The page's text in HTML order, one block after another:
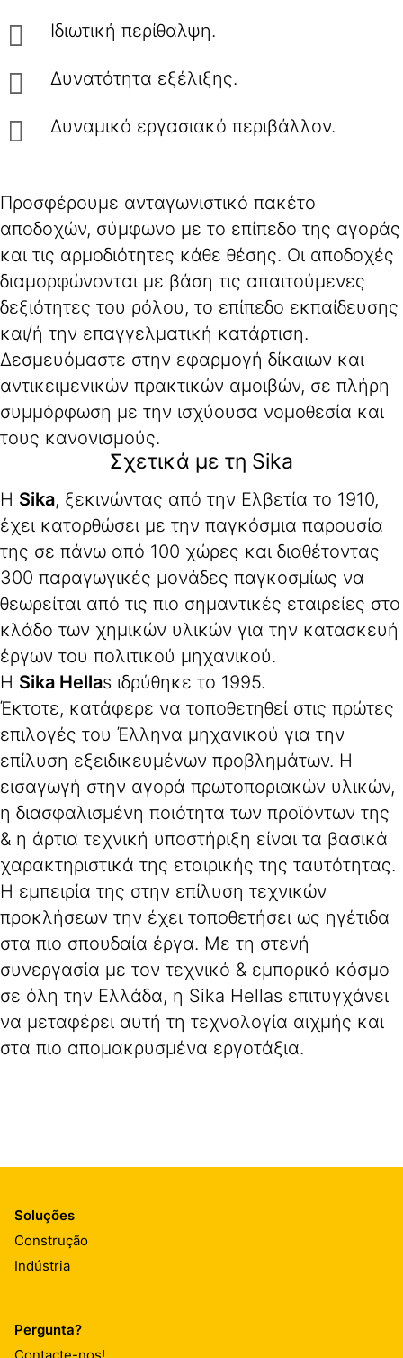
Ιδιωτική περίθαλψη.
Δυνατότητα εξέλιξης.
Δυναμικό εργασιακό περιβάλλον.
Προσφέρουμε ανταγωνιστικό πακέτο
αποδοχών, σύμφωνο με το επίπεδο της αγοράς
και τις αρμοδιότητες κάθε θέσης. Οι αποδοχές
διαμορφώνονται με βάση τις απαιτούμενες
δεξιότητες του ρόλου, το επίπεδο εκπαίδευσης
και/ή την επαγγελματική κατάρτιση.
Δεσμευόμαστε στην εφαρμογή δίκαιων και
αντικειμενικών πρακτικών αμοιβών, σε πλήρη
συμμόρφωση με την ισχύουσα νομοθεσία και
τους κανονισμούς.
Σχετικά με τη Sika
H Sika, ξεκινώντας από την Ελβετία το 1910,
έχει κατορθώσει με την παγκόσμια παρουσία
της σε πάνω από 100 χώρες και διαθέτοντας
300 παραγωγικές μονάδες παγκοσμίως να
θεωρείται από τις πιο σημαντικές εταιρείες στο
κλάδο των χημικών υλικών για την κατασκευή
έργων του πολιτικού μηχανικού.
H Sika Hellas ιδρύθηκε το 1995.
Έκτοτε, κατάφερε να τοποθετηθεί στις πρώτες
επιλογές του Έλληνα μηχανικού για την
επίλυση εξειδικευμένων προβλημάτων. Η
εισαγωγή στην αγορά πρωτοποριακών υλικών,
η διασφαλισμένη ποιότητα των προϊόντων της
& η άρτια τεχνική υποστήριξη είναι τα βασικά
χαρακτηριστικά της εταιρικής της ταυτότητας.
Η εμπειρία της στην επίλυση τεχνικών
προκλήσεων την έχει τοποθετήσει ως ηγέτιδα
στα πιο σπουδαία έργα. Με τη στενή
συνεργασία με τον τεχνικό & εμπορικό κόσμο
σε όλη την Ελλάδα, η Sika Hellas επιτυγχάνει
να μεταφέρει αυτή τη τεχνολογία αιχμής και
στα πιο απομακρυσμένα εργοτάξια.
Soluções
Construção
Indústria
Pergunta?
Contacte-nos!